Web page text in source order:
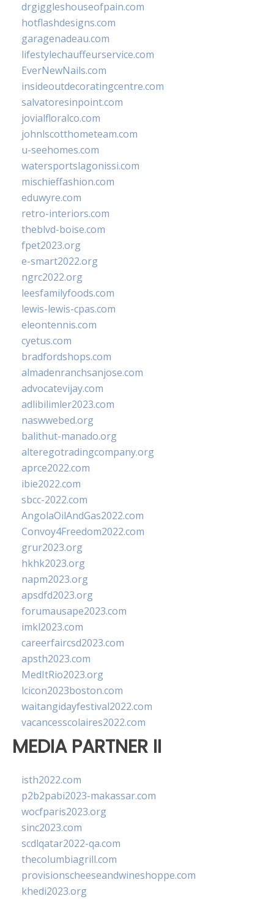
drgiggleshouseofpain.com
hotflashdesigns.com
garagenadeau.com
lifestylechauffeurservice.com
EverNewNails.com
insideoutdecoratingcentre.com
salvatoresinpoint.com
jovialfloralco.com
johnlscotthometeam.com
u-seehomes.com
watersportslagonissi.com
mischieffashion.com
eduwyre.com
retro-interiors.com
theblvd-boise.com
fpet2023.org
e-smart2022.org
ngrc2022.org
leesfamilyfoods.com
lewis-lewis-cpas.com
eleontennis.com
cyetus.com
bradfordshops.com
almadenranchsanjose.com
advocatevijay.com
adlibilimler2023.com
naswwebed.org
balithut-manado.org
alteregotradingcompany.org
aprce2022.com
ibie2022.com
sbcc-2022.com
AngolaOilAndGas2022.com
Convoy4Freedom2022.com
grur2023.org
hkhk2023.org
napm2023.org
apsdfd2023.org
forumausape2023.com
imkl2023.com
careerfaircsd2023.com
apsth2023.com
MedItRio2023.org
lcicon2023boston.com
waitangidayfestival2022.com
vacancesscolaires2022.com
MEDIA PARTNER II
isth2022.com
p2b2pabi2023-makassar.com
wocfparis2023.org
sinc2023.com
scdlqatar2022-qa.com
thecolumbiagrill.com
provisionscheeseandwineshoppe.com
khedi2023.org